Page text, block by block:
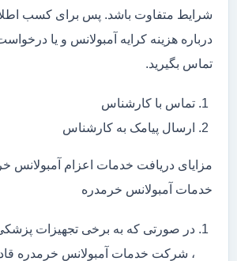
شرایط متفاوت باشد. پس برای کسب
درباره هزینه کرایه آمبولانس و یا
تماس بگیرید.
تماس با کارشناس
ارسال پیامک به کارشناس
مزایای دریافت خدمات اعزام آمبولانس
خدمات آمبولانس خرمدره
در صورتی که به برخی تجهیزات پزشکی
، شرکت خدمات آمبولانس خرمدره